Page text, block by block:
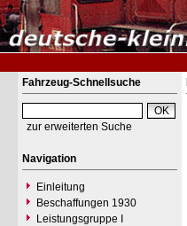
Fahrzeug-Schnellsuche
zur erweiterten Suche
Navigation
Einleitung
Beschaffungen 1930
Leistungsgruppe I